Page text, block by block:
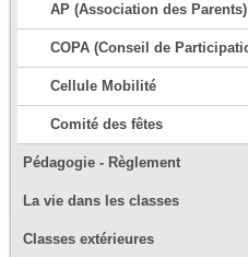
AP (Association des Parents)
COPA (Conseil de
Cellule Mobilité
Comité des fêtes
Pédagogie - Règlement
La vie dans les classes
Classes extérieures